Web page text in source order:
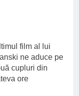
ale lui
contactului
sa ne
film al lui
ne aduce pe
cupluri din
ore